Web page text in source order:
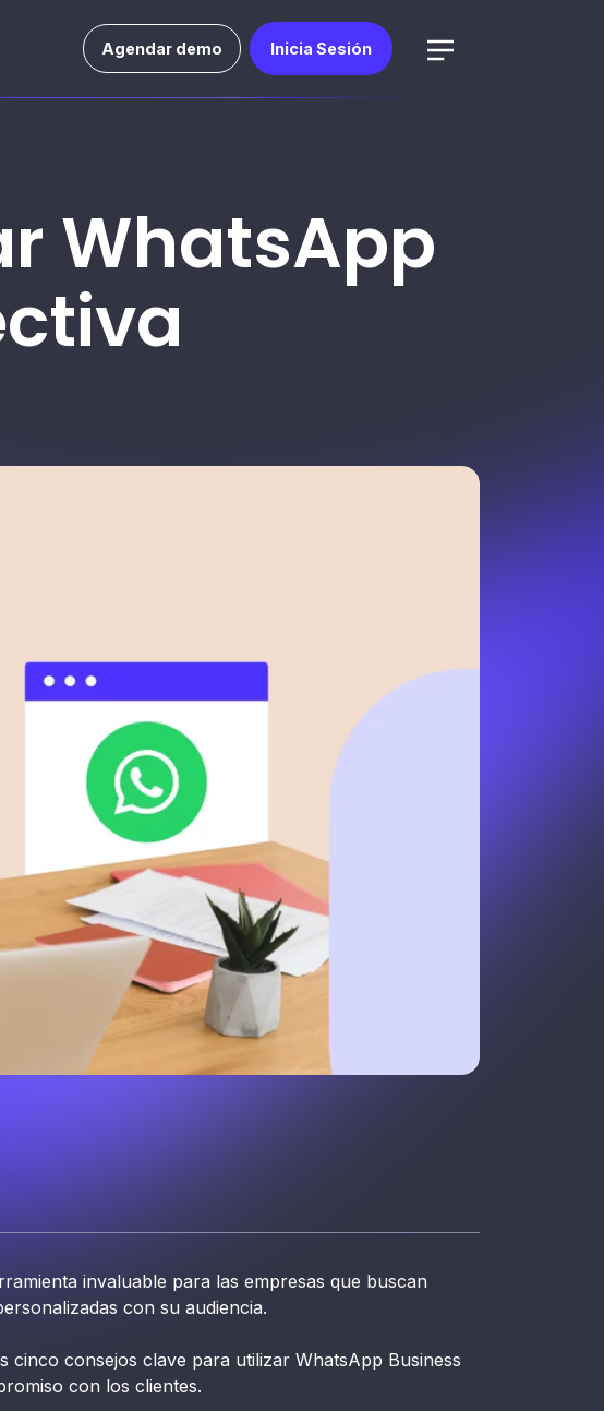
Agendar demo Inicia Sesión
WhatsApp
invaluable para las empresas que buscan
con su audiencia.
consejos clave para utilizar WhatsApp Business
con los clientes.